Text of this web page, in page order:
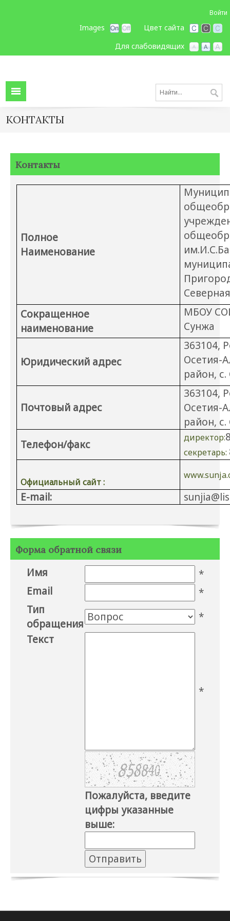
Войти
Цвет сайта
Images
Для слабовидящих
КОНТАКТЫ
Контакты
Полное
Наименование
Сокращенное
наименование
МБОУ
Сунжа
Юридический адрес
363104,
Осетия-
район,
Почтовый адрес
363104,
Осетия-
район,
Телефон/факс
директор:
секретарь:
Официальный сайт :
E-mail:
Форма обратной связи
Имя
*
Email
*
Тип
обращения
*
Текст
*
Пожалуйста, введите
цифры указанные
выше: